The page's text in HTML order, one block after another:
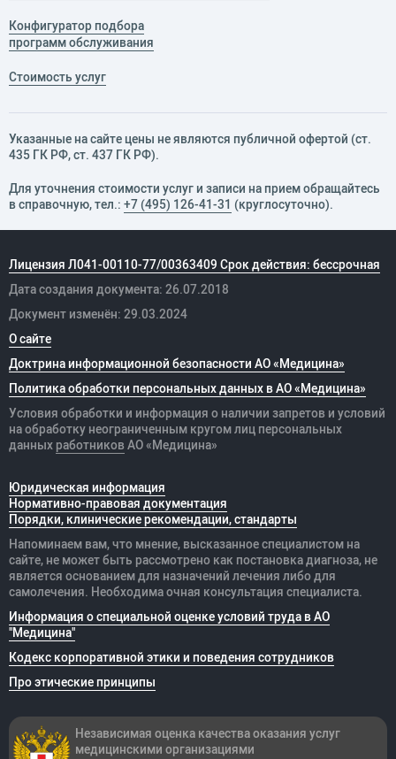
Конфигуратор подбора
программ обслуживания
Стоимость услуг
Указанные на сайте цены не являются публичной офертой (ст.
435 ГК РФ, cт. 437 ГК РФ).
Для уточнения стоимости услуг и записи на прием обращайтесь
в справочную, тел.: +7 (495) 126-41-31 (круглосуточно).
Лицензия Л041-00110-77/00363409 Срок действия: бессрочная
Дата создания документа: 26.07.2018
Документ изменён: 29.03.2024
О сайте
Доктрина информационной безопасности АО «Медицина»
Политика обработки персональных данных в АО «Медицина»
Условия обработки и информация о наличии запретов и условий
на обработку неограниченным кругом лиц персональных
данных работников АО «Медицина»
Юридическая информация
Нормативно-правовая документация
Порядки, клинические рекомендации, стандарты
Напоминаем вам, что мнение, высказанное специалистом на
сайте, не может быть рассмотрено как постановка диагноза, не
является основанием для назначений лечения либо для
самолечения. Необходима очная консультация специалиста.
Информация о специальной оценке условий труда в АО
"Медицина"
Кодекс корпоративной этики и поведения сотрудников
Про этические принципы
Независимая оценка качества оказания услуг
медицинскими организациями